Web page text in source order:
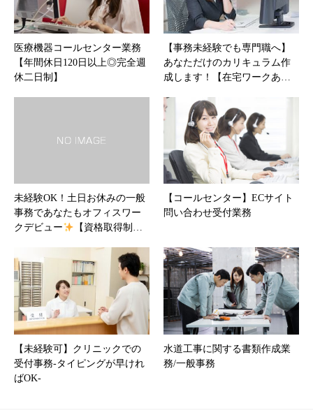
医療機器コールセンター業務
【年間休日120日以上◎完全週
休二日制】
【事務未経験でも専門職へ】
あなただけのカリキュラム作
成します！【在宅ワークあ…
未経験OK！土日お休みの一般
事務であなたもオフィスワー
クデビュー
【資格取得制…
【コールセンター】ECサイト
問い合わせ受付業務
【未経験可】クリニックでの
受付事務-タイピングが早けれ
ばOK-
水道工事に関する書類作成業
務/一般事務